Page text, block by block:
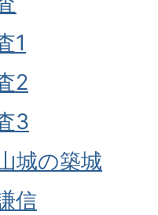
1
2
3
城の築城
信